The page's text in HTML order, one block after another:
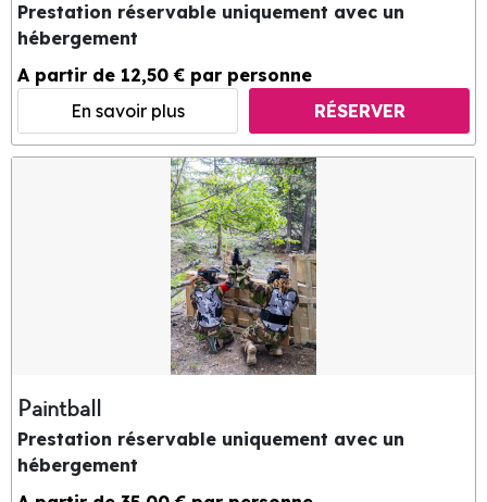
Prestation réservable uniquement avec un
hébergement
A partir de 12,50 € par personne
En savoir plus
RÉSERVER
Paintball
Prestation réservable uniquement avec un
hébergement